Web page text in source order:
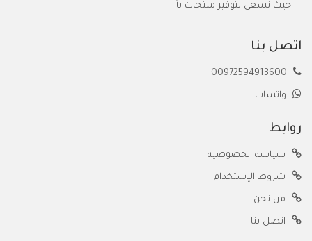
حيث نسعى لتوفير منتجات بأ
اتصل بنا
واتساب
روابط
سياسة الخصوصية
شروط الإستخدام
من نحن
اتصل بنا